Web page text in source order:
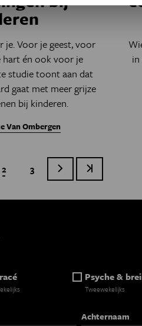
je. Voor je geest, voor
hart én ook voor je
studie toont aan dat
gaat met meer grijze
bij kinderen.
Van Ombergen
Huidige pagina
2 Page
3 Volgende pagina
Laatste pagina
Psyche &
Tweewekelijks
Achternaam